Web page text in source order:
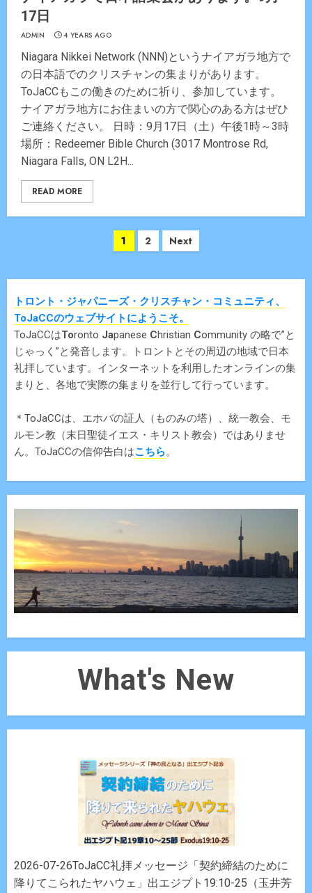
17日
ADMIN 4 YEARS AGO
Niagara Nikkei Network (NNN)というナイアガラ地方で
の日本語でのクリスチャンの集まりがあります。
ToJaCCもこの働きのために祈り、参加しています。
ナイアガラ地方にお住まいの方で関心のある方はぜひ
ご連絡ください。 日時：9月17日（土）午後1時～3時
場所：Redeemer Bible Church (3017 Montrose Rd,
Niagara Falls, ON L2H...
READ MORE
1 2 Next
トロント・ジャパニーズ・クリスチャン・コミュニティ、
ToJaCCのウェブサイトにようこそ。
ToJaCCはToronto Japanese Christian Community の略で”と
じゃっく”と発音します。トロントとその周辺の地域で日本
礼拝しています。インターネットを利用したオンラインの集
まりと、各地で実際の集まりを並行して行っています。
＊ToJaCCは、エホバの証人（ものみの塔）、統一教会、モ
ルモン教（末日聖徒イエス・キリスト教会）ではありませ
ん。ToJaCCの信仰告白はこちら。
What's New
2026-07-26ToJaCC礼拝メッセージ「契約締結のために
降りてこられたヤハウェ」出エジプト19:10-25（玉井芳